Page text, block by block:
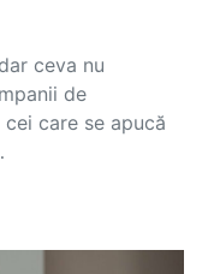
ceva nu
de
care se apucă